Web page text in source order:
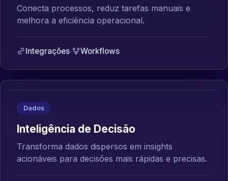
Conecta processos, reduz tarefas manuais e
melhora a eficiência operacional.
Integrações· Workflows
Dados
Inteligência de Decisão
Transforma dados dispersos em insights
acionáveis para decisões mais rápidas e precisas.